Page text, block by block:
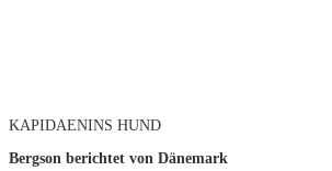
KAPIDAENINS HUND
Bergson berichtet von Dänemark